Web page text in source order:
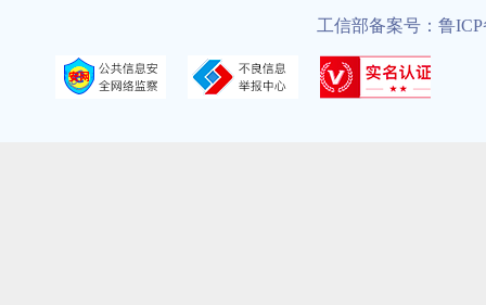
工信部备案号：鲁